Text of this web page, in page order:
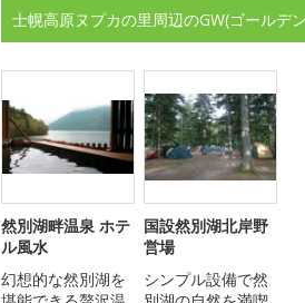
士幌高原ヌプカの里周辺のGW(ゴールデ
然別湖畔温泉 ホテ
ル風水
幻想的な然別湖を
国設然別湖北岸野
営場
シンプル設備で然